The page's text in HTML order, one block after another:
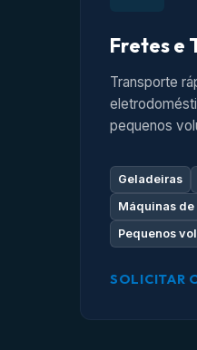
Fretes e
Transporte
pequenos
Geladeiras
Máquinas
Pequenos
SOLICITAR